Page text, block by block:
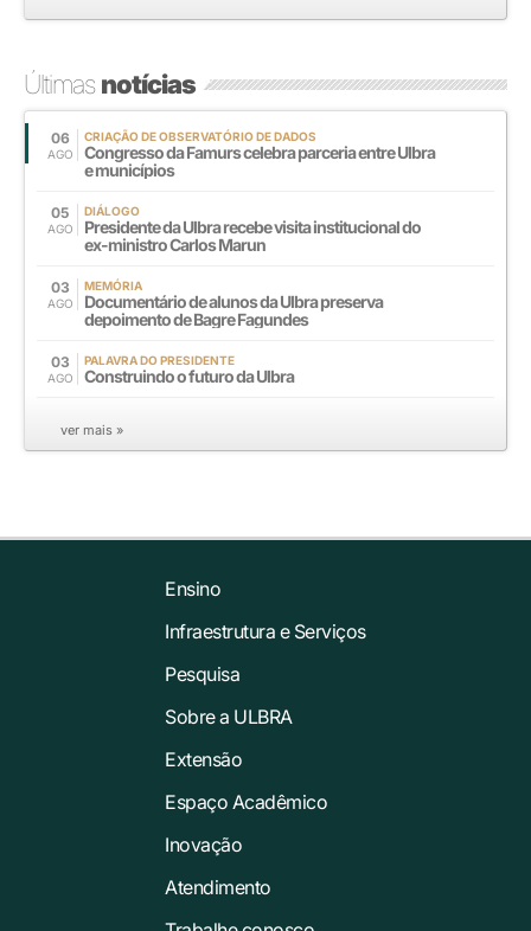
Últimasnotícias
06
AGO
CRIAÇÃO DE OBSERVATÓRIO DE DADOS
Congresso da Famurs celebra parceria entre Ulbra
e municípios
05
AGO
DIÁLOGO
Presidente da Ulbra recebe visita institucional do
ex-ministro Carlos Marun
03
AGO
MEMÓRIA
Documentário de alunos da Ulbra preserva
depoimento de Bagre Fagundes
03
AGO
PALAVRA DO PRESIDENTE
Construindo o futuro da Ulbra
ver mais »
Ensino
Infraestrutura e Serviços
Pesquisa
Sobre a ULBRA
Extensão
Espaço Acadêmico
Inovação
Atendimento